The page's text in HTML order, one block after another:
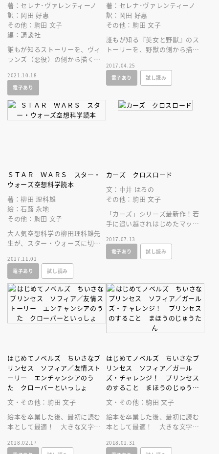
著：セレナ･ヴァレンティーノ
訳：岡田 好惠
その他：駒田 文子
編：講談社
誰もが知るストーリーを、ヴィ
ランズ（悪役）の側から描く、
2021.10.18
電子あり
著：セレナ･ヴァレンティーノ
訳：岡田 好惠
その他：駒田 文子
誰もが知る『美女と野獣』のス
トーリーを、野獣の側から描
の王子を野獣にまで変えたのは
何だったのか。
2017.04.25
電子あり
試し読み
ＳＴＡＲ ＷＡＲＳ スター・
ウォーズ空想科学読本
著：柳田 理科雄
絵：石蕗 永地
その他：駒田 文子
大人気空想科学の柳田理科雄先
生が、スター・ウォーズに切り
ついに地球科学によって解明さ
れる……！？
2017.11.01
電子あり
試し読み
カーズ クロスロード
文：中井 はるの
その他：駒田 文子
「カーズ」シリーズ最新作！若
手に追い越されはじめたマック
小学低学年でも読めるやさしい
内容です。
2017.07.13
電子あり
試し読み
はじめてノベルズ ちいさなプ
リンセス ソフィア／友情スト
ーリー エンチャンシアのう
た クローバーといっしょ
文・その他：駒田 文子
絵本を卒業した後、最初に読む
本として最適！ 大きな文字で
です。
2018.02.17
はじめてノベルズ ちいさなプ
リンセス ソフィア／ガール
ズ・チャレンジ！ プリンセス
のすること まほうのじゅうた
ん
文・その他：駒田 文子
絵本を卒業した後、最初に読む
本として最適！ 大きな文字で
です。
2018.01.31